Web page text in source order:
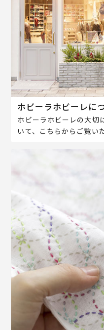
ホビーラホビーレに
ホビーラホビーレの大切
いて、こちらからご覧い